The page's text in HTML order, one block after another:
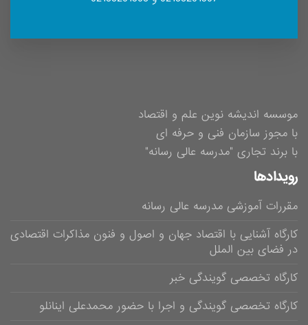
موسسه اندیشه نوین علم و اقتصاد
با مجوز سازمان فنی و حرفه ای
با برند تجاری "مدرسه عالی رسانه"
رویدادها
مقررات آموزشی مدرسه عالی رسانه
کارگاه آشنایی با اقتصاد جهان و اصول و فنون مذاکرات اقتصادی
در فضای بین الملل
کارگاه تخصصی گویندگی خبر
کارگاه تخصصی گویندگی و اجرا با حضور محمدعلی اینانلو